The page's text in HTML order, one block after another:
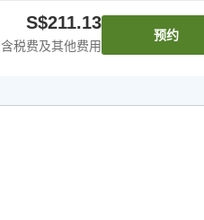
S$211.13
含税费及其他费用
预约